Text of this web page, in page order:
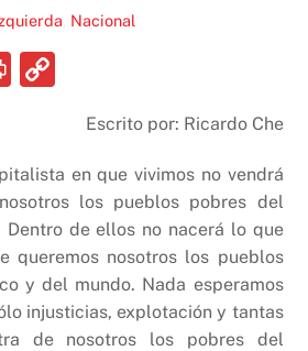
Nacional
P
y
Li
n
k
Escrito por: Ricardo Che
en que vivimos no vendrá
los pueblos pobres del
de ellos no nacerá lo que
queremos nosotros los pueblos
y del mundo. Nada esperamos
injusticias, explotación y tantas
de nosotros los pobres del